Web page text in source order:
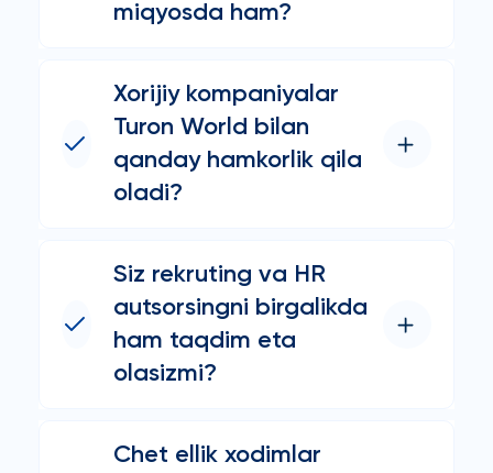
miqyosda ham?
Xorijiy kompaniyalar
Turon World bilan
qanday hamkorlik qila
oladi?
Siz rekruting va HR
autsorsingni birgalikda
ham taqdim eta
olasizmi?
Chet ellik xodimlar